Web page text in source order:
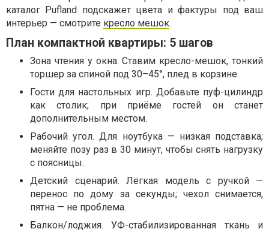
каталог Pufland подскажет цвета и фактуры под ваш
интерьер — смотрите кресло мешок.
План компактной квартиры: 5 шагов
Зона чтения у окна. Ставим кресло-мешок, тонкий
торшер за спиной под 30–45°, плед в корзине.
Гости для настольных игр. Добавьте пуф-цилиндр
как столик; при приёме гостей он станет
дополнительным местом.
Рабочий угол. Для ноутбука — низкая подставка;
меняйте позу раз в 30 минут, чтобы снять нагрузку
с поясницы.
Детский сценарий. Лёгкая модель с ручкой —
перенос по дому за секунды; чехол снимается,
пятна — не проблема.
Балкон/лоджия. УФ-стабилизированная ткань и